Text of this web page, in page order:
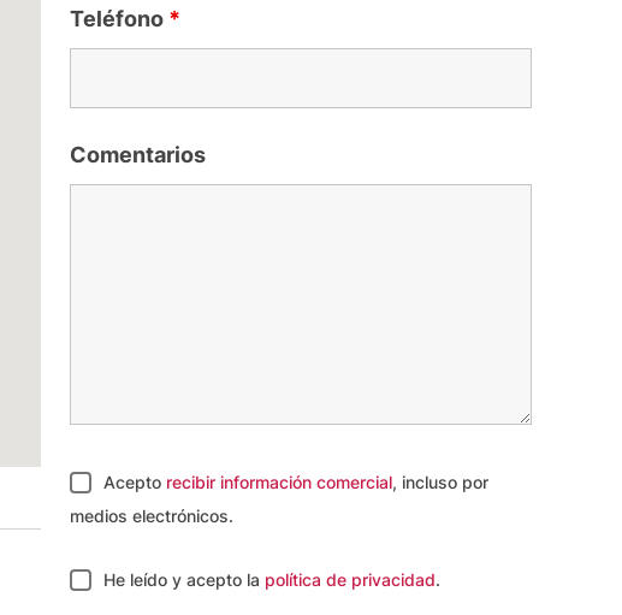
Teléfono *
Comentarios
Acepto recibir información comercial, incluso por
medios electrónicos.
He leído y acepto la política de privacidad.